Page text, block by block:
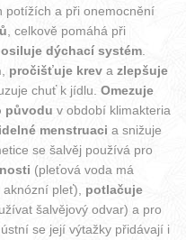
potížích a při onemocnění
, celkově pomáhá při
dýchací systém
pročišťuje krev azlepšuje
chuť k jídlu.Omezuje
původu v období klimakteria
menstruaci a snižuje
se šalvěj používá pro
(pleťová voda má
pleť), potlačuje
šalvějový odvar) a pro
se její výtažky přidávají i